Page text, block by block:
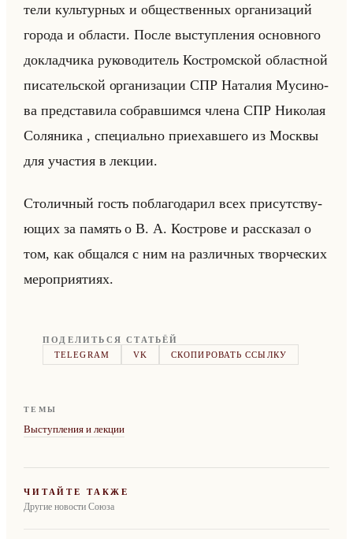
те­ли культур­ных и об­ще­ствен­ных ор­га­ни­за­ций
го­ро­да и об­ла­сти. После вы­ступ­ле­ния ос­нов­но­го
до­клад­чи­ка ру­ко­во­ди­тель Ко­стром­ской об­ласт­ной
пи­са­тельской ор­га­ни­за­ции СПР На­та­лия Му­си­но­
ва пред­ста­ви­ла со­брав­шим­ся члена СПР Ни­ко­лая
Со­ля­ни­ка , спе­ци­ально при­ехав­ше­го из Моск­вы
для уча­стия в лек­ции.
Сто­лич­ный гость по­бла­го­да­рил всех при­сут­ству­
ющих за па­мять о В. А. Ко­ст­ро­ве и рас­ска­зал о
том, как об­щал­ся с ним на раз­лич­ных твор­че­ских
ме­ро­при­яти­ях.
ПОДЕЛИТЬСЯ СТАТЬЁЙ
TELEGRAM
VK СКОПИРОВАТЬ ССЫЛКУ
ТЕМЫ
Выступления и лекции
ЧИТАЙТЕ ТАКЖЕ
Другие новости Союза